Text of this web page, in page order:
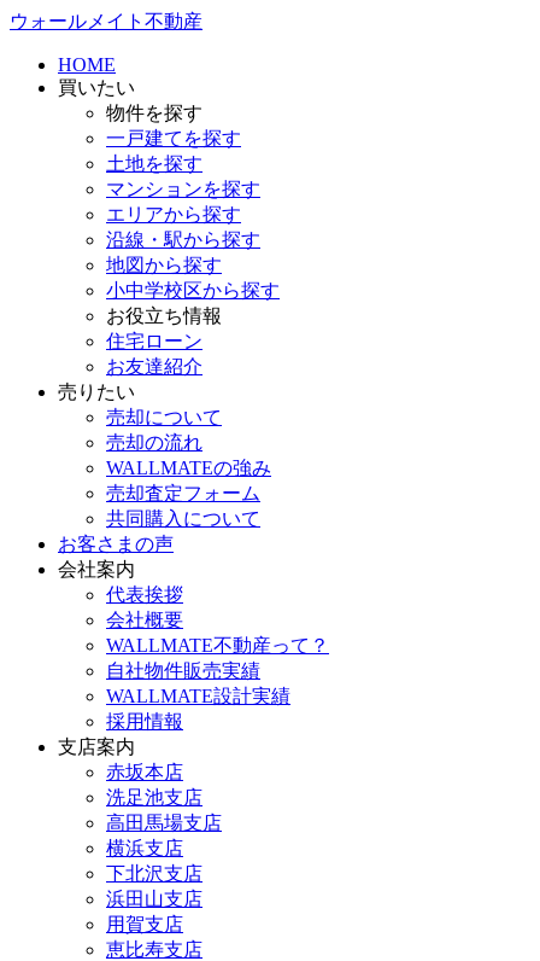
ウォールメイト不動産
HOME
買いたい
物件を探す
一戸建てを探す
土地を探す
マンションを探す
エリアから探す
沿線・駅から探す
地図から探す
小中学校区から探す
お役立ち情報
住宅ローン
お友達紹介
売りたい
売却について
売却の流れ
WALLMATEの強み
売却査定フォーム
共同購入について
お客さまの声
会社案内
代表挨拶
会社概要
WALLMATE不動産って？
自社物件販売実績
WALLMATE設計実績
採用情報
支店案内
赤坂本店
洗足池支店
高田馬場支店
横浜支店
下北沢支店
浜田山支店
用賀支店
恵比寿支店